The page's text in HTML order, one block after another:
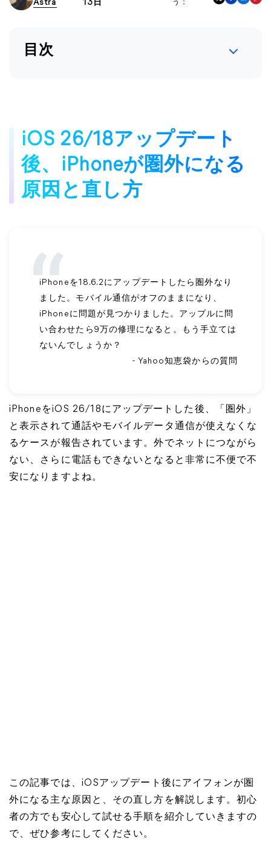
Astra
13日
う：
目次
iOS 26/18アップデート
後、iPhoneが圏外になる
原因と直し方
iPhoneを18.6.2にアップデートしたら圏外なり
ました。モバイル通信がオフのままになり、
iPhoneに問題が見つかりました。アップルに問
い合わせたら9万の修理になると。もう手立ては
ないんでしょうか？
- Yahoo知恵袋からの質問
iPhoneをiOS 26/18にアップデートした後、「圏外」
と表示されて通話やモバイルデータ通信が使えなくな
るケースが報告されています。外でネットにつながら
ない、さらに電話もできないとなると非常に不便で不
安になりますよね。
この記事では、iOSアップデート後にアイフォンが圏
外になる主な原因と、その直し方を解説します。初心
者の方でも安心して試せる手順を紹介していきますの
で、ぜひ参考にしてください。